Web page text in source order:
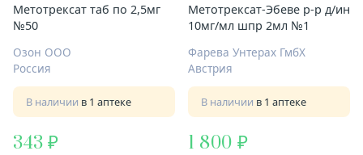
Метотрексат таб по 2,5мг
№50
Озон ООО
Россия
В наличии в 1 аптеке
343
Метотрексат-Эбеве р-р д/ин
10мг/мл шпр 2мл №1
Фарева Унтерах ГмбХ
Австрия
В наличии в 1 аптеке
1 800